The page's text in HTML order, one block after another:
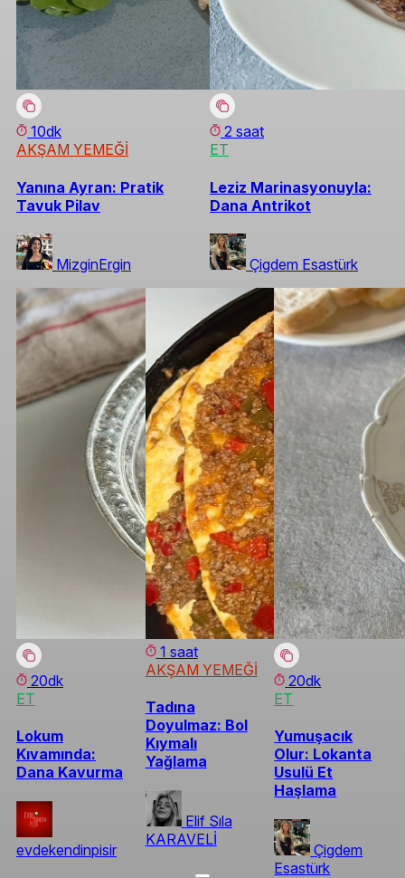
10dk
AKŞAM YEMEĞİ
Yanına Ayran: Pratik
Tavuk Pilav
MizginErgin
2 saat
ET
Leziz Marinasyonuyla:
Dana Antrikot
Çigdem Esastürk
20dk
ET
Lokum
Kıvamında:
Dana Kavurma
evdekendinpisir
1 saat
AKŞAM YEMEĞİ
Tadına
Doyulmaz: Bol
Kıymalı
Yağlama
Elif Sıla
KARAVELİ
20dk
ET
Yumuşacık
Olur: Lokanta
Usulü Et
Haşlama
Çigdem
Esastürk